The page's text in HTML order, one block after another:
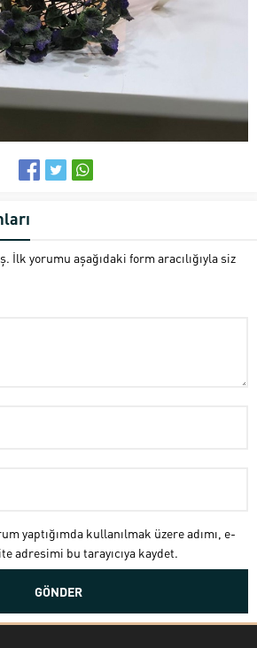
İlk yorumu aşağıdaki form aracılığıyla siz
yaptığımda kullanılmak üzere adımı, e-
adresimi bu tarayıcıya kaydet.